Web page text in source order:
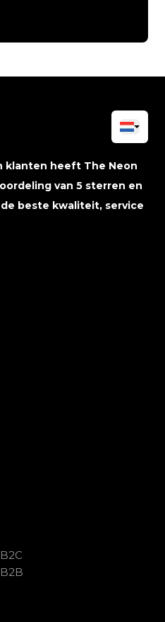
klanten heeft The Neon
van 5 sterren en
beste kwaliteit, service